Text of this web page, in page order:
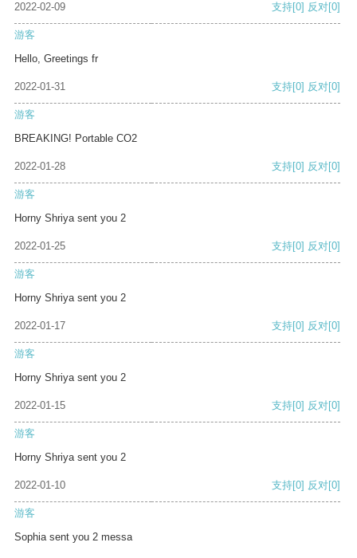
2022-02-09 支持[0] 反对[0]
游客
Hello, Greetings fr
2022-01-31 支持[0] 反对[0]
游客
BREAKING! Portable CO2
2022-01-28 支持[0] 反对[0]
游客
Horny Shriya sent you 2
2022-01-25 支持[0] 反对[0]
游客
Horny Shriya sent you 2
2022-01-17 支持[0] 反对[0]
游客
Horny Shriya sent you 2
2022-01-15 支持[0] 反对[0]
游客
Horny Shriya sent you 2
2022-01-10 支持[0] 反对[0]
游客
Sophia sent you 2 messa